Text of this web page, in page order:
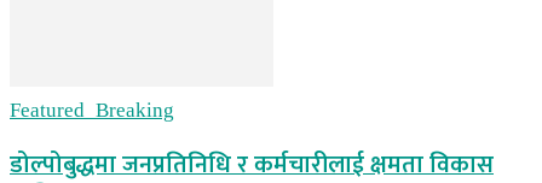
Featured_Breaking
डोल्पोबुद्धमा जनप्रतिनिधि र कर्मचारीलाई क्षमता विकास